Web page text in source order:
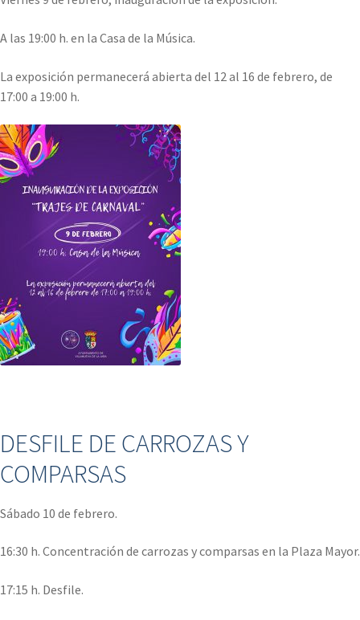
A las 19:00 h. en la Casa de la Música.
La exposición permanecerá abierta del 12 al 16 de febrero, de
17:00 a 19:00 h.
DESFILE DE CARROZAS Y
COMPARSAS
Sábado 10 de febrero.
16:30 h. Concentración de carrozas y comparsas en la Plaza Mayor.
17:15 h. Desfile.